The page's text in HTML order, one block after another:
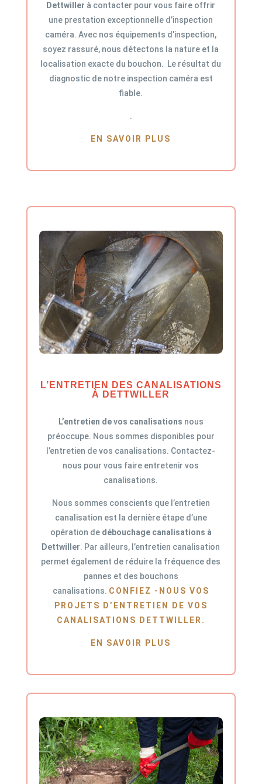
Dettwiller à contacter pour vous faire offrir
une prestation exceptionnelle d’inspection
caméra. Avec nos équipements d’inspection,
soyez rassuré, nous détectons la nature et la
localisation exacte du bouchon. Le résultat du
diagnostic de notre inspection caméra est
fiable.
.
EN SAVOIR PLUS
L’ENTRETIEN DES CANALISATIONS
À DETTWILLER
L’entretien de vos canalisations nous
préoccupe. Nous sommes disponibles pour
l’entretien de vos canalisations. Contactez-
nous pour vous faire entretenir vos
canalisations.
Nous sommes conscients que l’entretien
canalisation est la dernière étape d’une
opération de débouchage canalisations à
Dettwiller. Par ailleurs, l’entretien canalisation
permet également de réduire la fréquence des
pannes et des bouchons
canalisations. CONFIEZ -NOUS VOS
PROJETS D’ENTRETIEN DE VOS
CANALISATIONS DETTWILLER.
EN SAVOIR PLUS